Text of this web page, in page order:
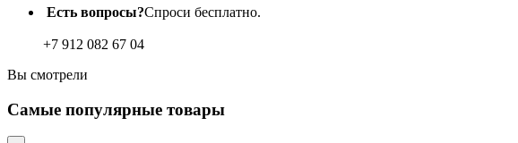
Есть вопросы?Спроси бесплатно.
+7 912 082 67 04
Вы смотрели
Самые популярные товары